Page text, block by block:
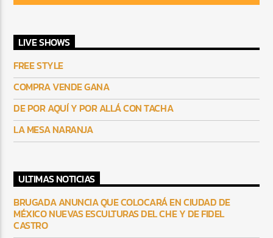
LIVE SHOWS
FREE STYLE
COMPRA VENDE GANA
DE POR AQUÍ Y POR ALLÁ CON TACHA
LA MESA NARANJA
ULTIMAS NOTICIAS
BRUGADA ANUNCIA QUE COLOCARÁ EN CIUDAD DE
MÉXICO NUEVAS ESCULTURAS DEL CHE Y DE FIDEL
CASTRO